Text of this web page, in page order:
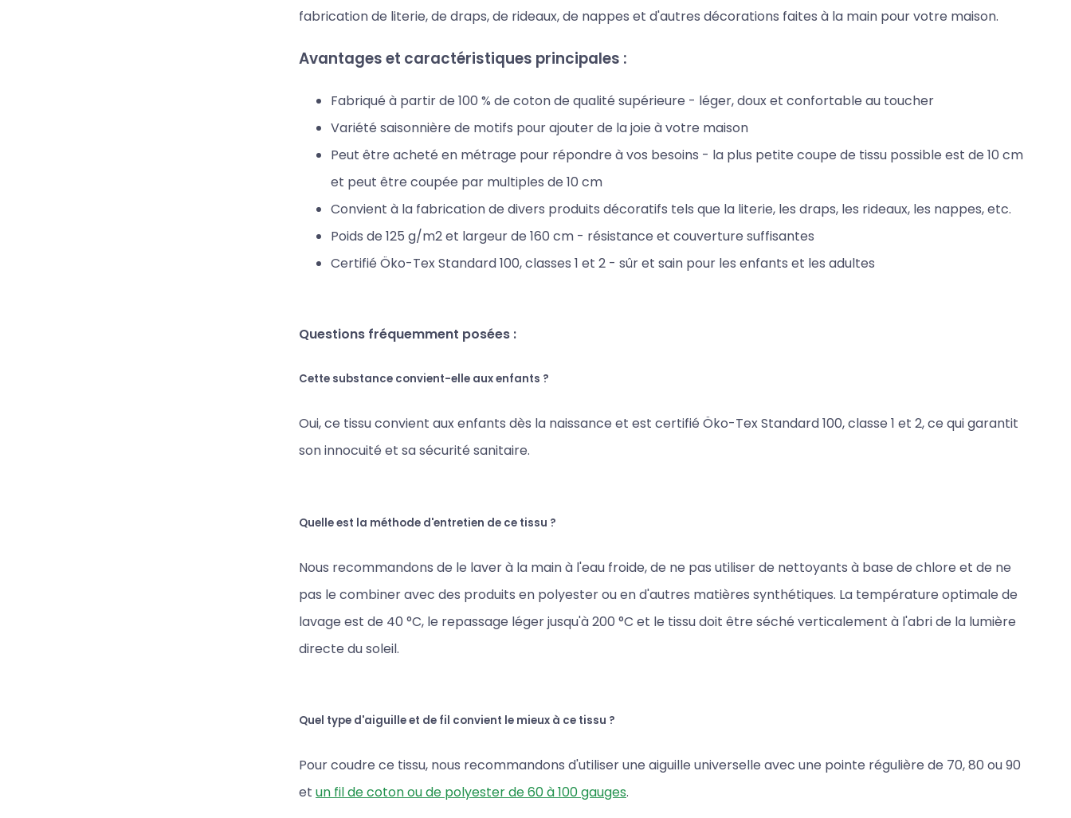
fabrication de literie, de draps, de rideaux, de nappes et d'autres décorations faites à la main pour votre maison.
Avantages et caractéristiques principales :
Fabriqué à partir de 100 % de coton de qualité supérieure - léger, doux et confortable au toucher
Variété saisonnière de motifs pour ajouter de la joie à votre maison
Peut être acheté en métrage pour répondre à vos besoins - la plus petite coupe de tissu possible est de 10 cm
et peut être coupée par multiples de 10 cm
Convient à la fabrication de divers produits décoratifs tels que la literie, les draps, les rideaux, les nappes, etc.
Poids de 125 g/m2 et largeur de 160 cm - résistance et couverture suffisantes
Certifié Öko-Tex Standard 100, classes 1 et 2 - sûr et sain pour les enfants et les adultes
Questions fréquemment posées :
Cette substance convient-elle aux enfants ?
Oui, ce tissu convient aux enfants dès la naissance et est certifié Öko-Tex Standard 100, classe 1 et 2, ce qui garantit
son innocuité et sa sécurité sanitaire.
Quelle est la méthode d'entretien de ce tissu ?
Nous recommandons de le laver à la main à l'eau froide, de ne pas utiliser de nettoyants à base de chlore et de ne
pas le combiner avec des produits en polyester ou en d'autres matières synthétiques. La température optimale de
lavage est de 40 °C, le repassage léger jusqu'à 200 °C et le tissu doit être séché verticalement à l'abri de la lumière
directe du soleil.
Quel type d'aiguille et de fil convient le mieux à ce tissu ?
Pour coudre ce tissu, nous recommandons d'utiliser une aiguille universelle avec une pointe régulière de 70, 80 ou 90
et un fil de coton ou de polyester de 60 à 100 gauges.